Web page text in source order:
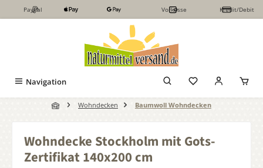
Zum Hauptinhalt springen
PayPal Vorkasse Kredit/Debit
Navigation
Wohndecken Baumwoll Wohndecken
Wohndecke Stockholm mit Gots-
Zertifikat 140x200 cm